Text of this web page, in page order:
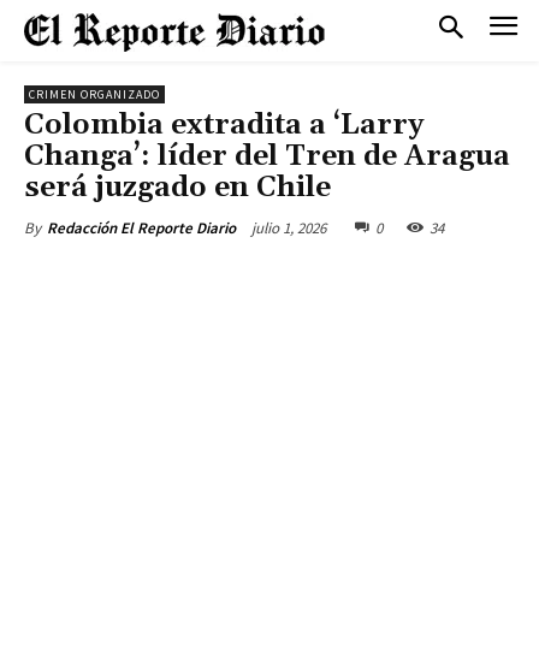
CRIMEN ORGANIZADO
Colombia extradita a ‘Larry
Changa’: líder del Tren de Aragua
será juzgado en Chile
By Redacción El Reporte Diario julio 1, 2026 0 34